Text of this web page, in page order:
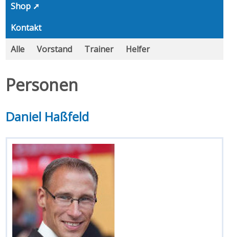
Shop ➚
Kontakt
Alle
Vorstand Trainer Helfer
Personen
Daniel Haßfeld